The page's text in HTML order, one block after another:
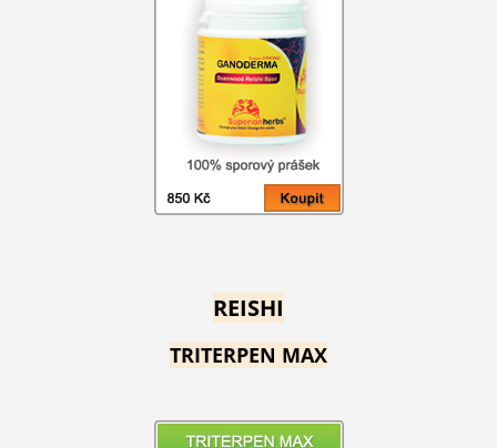
REISHI
TRITERPEN MAX